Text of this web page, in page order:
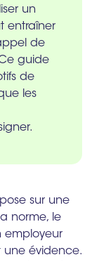
un
entraîner
de
guide
de
les
sur une
norme, le
employeur
une évidence.